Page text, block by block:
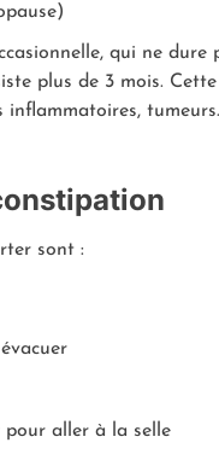
qui ne dure
plus de 3 mois.
sont :
pour aller à la selle